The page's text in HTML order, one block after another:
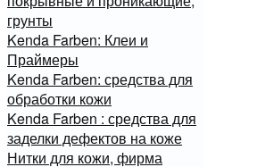
грунты
Kenda Farben: Клеи и
Праймеры
Kenda Farben: средства для
обработки кожи
Kenda Farben : средства для
заделки дефектов на коже
Нитки для кожи, фирма